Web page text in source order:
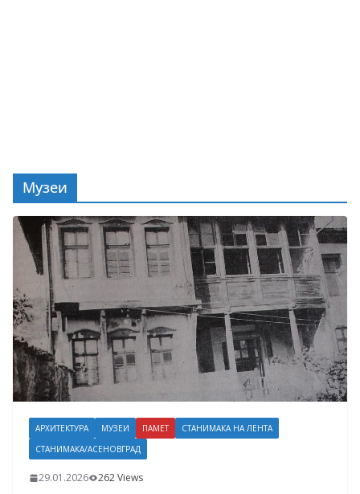
Музеи
АРХИТЕКТУРА МУЗЕИ ПАМЕТ
СТАНИМАКА НА ЛЕНТА
СТАНИМАКА/АСЕНОВГРАД
29.01.2026 262 Views